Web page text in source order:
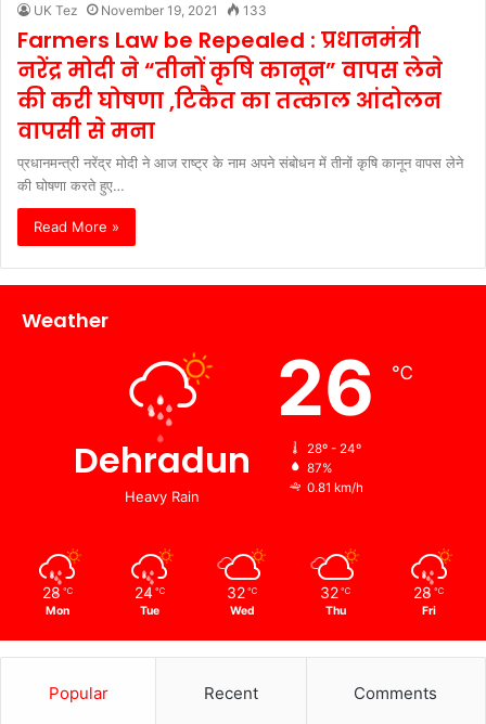
UK Tez November 19, 2021 133
Farmers Law be Repealed : प्रधानमंत्री
नरेंद्र मोदी ने “तीनों कृषि कानून” वापस लेने
की करी घोषणा ,टिकैत का तत्काल आंदोलन
वापसी से मना
प्रधानमन्त्री नरेंद्र मोदी ने आज राष्ट्र के नाम अपने संबोधन में तीनों कृषि कानून वापस लेने
की घोषणा करते हुए…
Read More »
Weather
Dehradun
Heavy Rain
26 ℃
28º - 24º
87%
0.81 km/h
28 ℃
Mon
24 ℃
Tue
32 ℃
Wed
32 ℃
Thu
28 ℃
Fri
Popular Recent Comments